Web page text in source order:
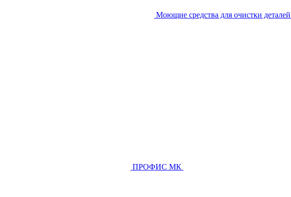
Моющие средства для очистки деталей
ПРОФИС МК